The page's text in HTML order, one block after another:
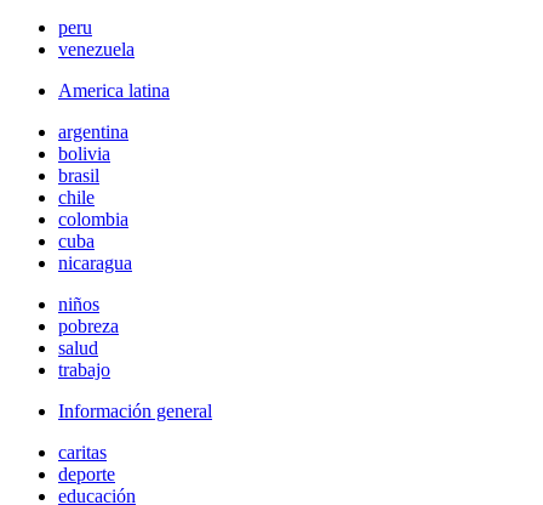
peru
venezuela
America latina
argentina
bolivia
brasil
chile
colombia
cuba
nicaragua
niños
pobreza
salud
trabajo
Información general
caritas
deporte
educación